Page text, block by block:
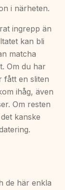
i närheten.
ingrepp än
kan bli
matcha
Om du har
fått en sliten
ihåg, även
Om resten
kanske
de här enkla